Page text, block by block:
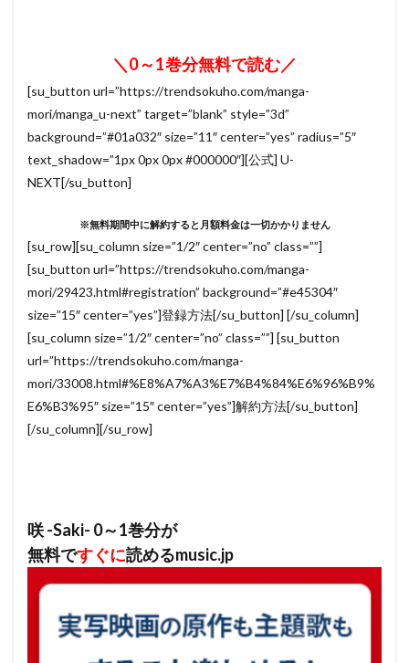
＼0～1巻分無料で読む／
[su_button url=”https://trendsokuho.com/manga-
mori/manga_u-next” target=”blank” style=”3d”
background=”#01a032″ size=”11″ center=”yes” radius=”5″
text_shadow=”1px 0px 0px #000000″][公式] U-
NEXT[/su_button]
※無料期間中に解約すると月額料金は一切かかりません
[su_row][su_column size=”1/2″ center=”no” class=””]
[su_button url=”https://trendsokuho.com/manga-
mori/29423.html#registration” background=”#e45304″
size=”15″ center=”yes”]登録方法[/su_button] [/su_column]
[su_column size=”1/2″ center=”no” class=””] [su_button
url=”https://trendsokuho.com/manga-
mori/33008.html#%E8%A7%A3%E7%B4%84%E6%96%B9%
E6%B3%95″ size=”15″ center=”yes”]解約方法[/su_button]
[/su_column][/su_row]
咲 -Saki- 0～1巻分が
無料ですぐに読めるmusic.jp